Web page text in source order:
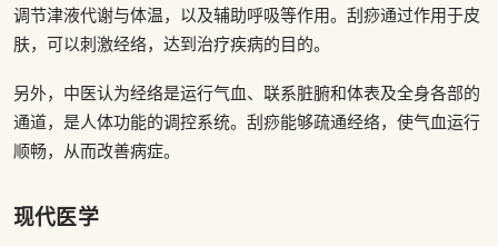
调节津液代谢与体温，以及辅助呼吸等作用。刮痧通过作用于皮
肤，可以刺激经络，达到治疗疾病的目的。
另外，中医认为经络是运行气血、联系脏腑和体表及全身各部的
通道，是人体功能的调控系统。刮痧能够疏通经络，使气血运行
顺畅，从而改善病症。
现代医学